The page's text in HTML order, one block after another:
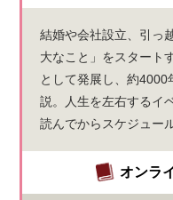
結婚や会社設立、引っ
大なこと」をスタート
として発展し、約
説。人生を左右するイ
読んでからスケジュー
オンラ